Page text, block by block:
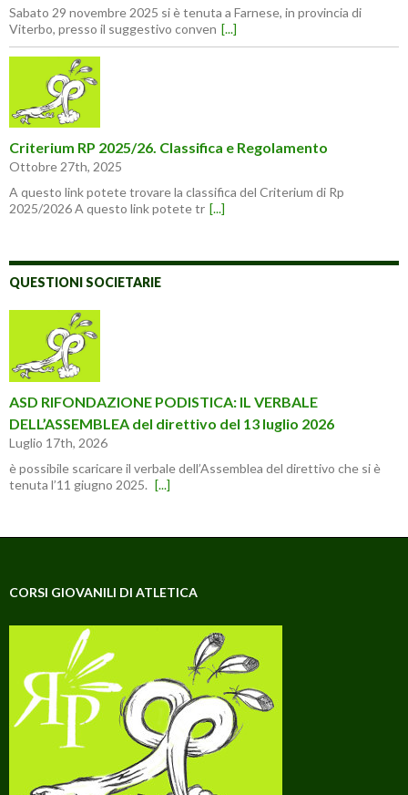
Sabato 29 novembre 2025 si è tenuta a Farnese, in provincia di
Viterbo, presso il suggestivo conven [...]
Criterium RP 2025/26. Classifica e Regolamento
Ottobre 27th, 2025
A questo link potete trovare la classifica del Criterium di Rp
2025/2026 A questo link potete tr [...]
QUESTIONI SOCIETARIE
ASD RIFONDAZIONE PODISTICA: IL VERBALE
DELL’ASSEMBLEA del direttivo del 13 luglio 2026
Luglio 17th, 2026
è possibile scaricare il verbale dell’Assemblea del direttivo che si è
tenuta l’11 giugno 2025. [...]
CORSI GIOVANILI DI ATLETICA